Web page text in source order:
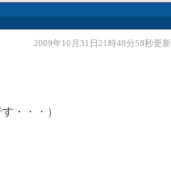
2009年10月31日21時48分58秒更新
・・・）